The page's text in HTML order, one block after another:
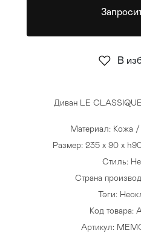
Диван LE
Материал: Кожа
Размер: 235 x 90 x
Стиль:
Страна
Тэги:
Код товара:
Артикул:
В